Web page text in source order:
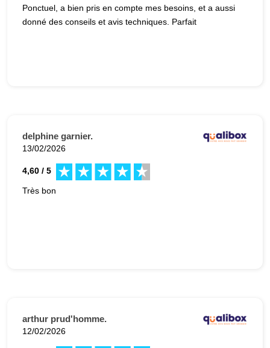
Ponctuel, a bien pris en compte mes besoins, et a aussi
donné des conseils et avis techniques. Parfait
delphine garnier.
13/02/2026
4,60 / 5
Très bon
arthur prud'homme.
12/02/2026